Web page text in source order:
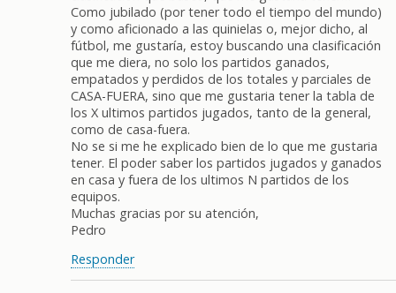
Como jubilado (por tener todo el tiempo del mundo)
y como aficionado a las quinielas o, mejor dicho, al
fútbol, me gustaría, estoy buscando una clasificación
que me diera, no solo los partidos ganados,
empatados y perdidos de los totales y parciales de
CASA-FUERA, sino que me gustaria tener la tabla de
los X ultimos partidos jugados, tanto de la general,
como de casa-fuera.
No se si me he explicado bien de lo que me gustaria
tener. El poder saber los partidos jugados y ganados
en casa y fuera de los ultimos N partidos de los
equipos.
Muchas gracias por su atención,
Pedro
Responder